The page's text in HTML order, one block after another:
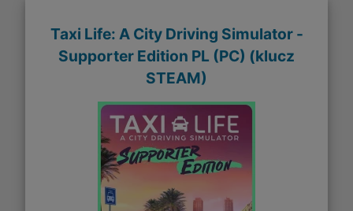
Taxi Life: A City Driving Simulator -
Supporter Edition PL (PC) (klucz
STEAM)